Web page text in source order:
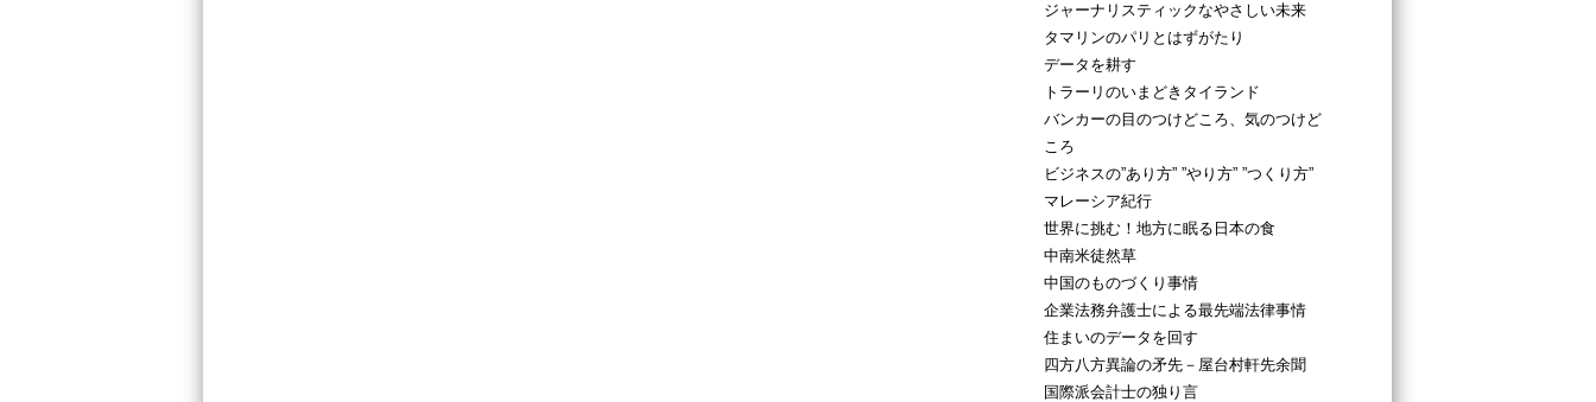
ジャーナリスティックなやさしい未来
タマリンのパリとはずがたり
データを耕す
トラーリのいまどきタイランド
バンカーの目のつけどころ、気のつけど
ころ
ビジネスの”あり方” ”やり方” ”つくり方”
マレーシア紀行
世界に挑む！地方に眠る日本の食
中南米徒然草
中国のものづくり事情
企業法務弁護士による最先端法律事情
住まいのデータを回す
四方八方異論の矛先－屋台村軒先余聞
国際派会計士の独り言